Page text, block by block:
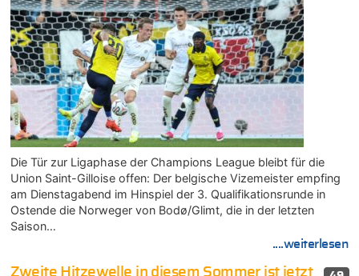
Die Tür zur Ligaphase der Champions League bleibt für die
Union Saint-Gilloise offen: Der belgische Vizemeister empfing
am Dienstagabend im Hinspiel der 3. Qualifikationsrunde in
Ostende die Norweger von Bodø/Glimt, die in der letzten
Saison…
....weiterlesen
Zweite Hitzewelle in diesem Sommer ist jetzt